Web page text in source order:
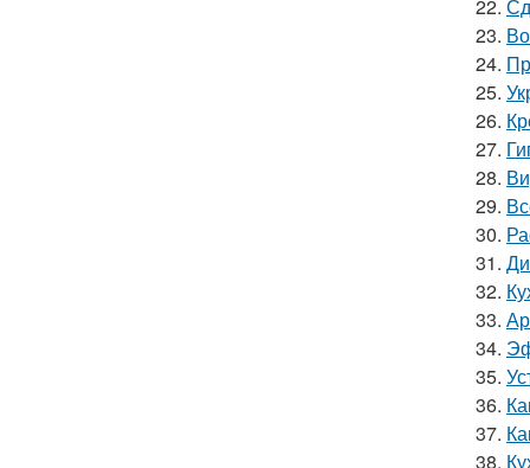
22.
23.
24.
25.
26.
27.
28.
29.
30.
31.
32.
33.
34.
35.
36.
37.
38.